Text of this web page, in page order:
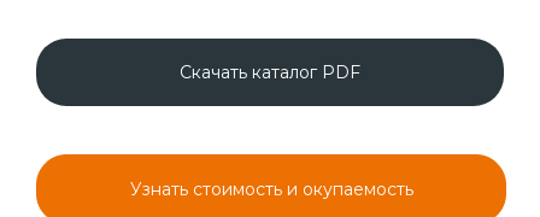
Скачать каталог PDF
Узнать стоимость и окупаемость